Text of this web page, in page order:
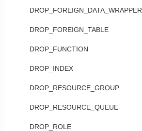
DROP_FOREIGN_DATA_WRAPPER
DROP_FOREIGN_TABLE
DROP_FUNCTION
DROP_INDEX
DROP_RESOURCE_GROUP
DROP_RESOURCE_QUEUE
DROP_ROLE